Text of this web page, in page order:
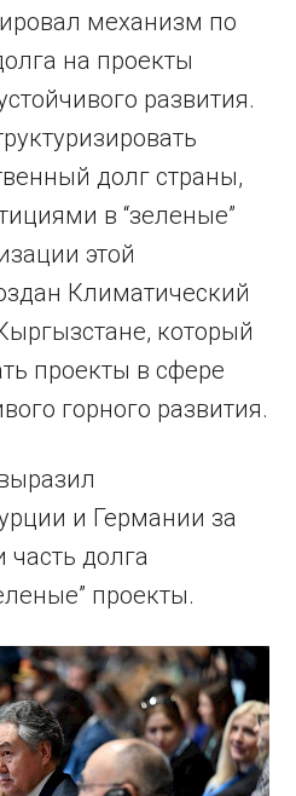
механизм по
на проекты
развития.
долг страны,
в “зеленые”
этой
Климатический
который
проекты в сфере
горного развития.
и Германии за
часть долга
проекты.